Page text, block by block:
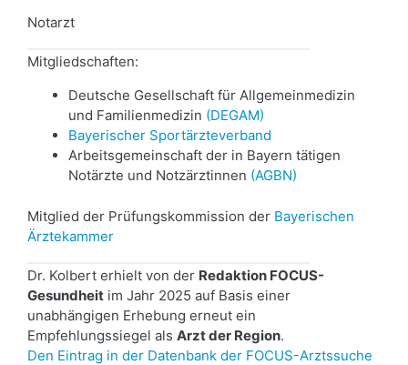
Notarzt
Mitgliedschaften:
Deutsche Gesellschaft für Allgemeinmedizin
und Familienmedizin (DEGAM)
Bayerischer Sportärzteverband
Arbeitsgemeinschaft der in Bayern tätigen
Notärzte und Notzärztinnen (AGBN)
Mitglied der Prüfungskommission der Bayerischen
Ärztekammer
Dr. Kolbert erhielt von der Redaktion FOCUS-
Gesundheit im Jahr 2025 auf Basis einer
unabhängigen Erhebung erneut ein
Empfehlungssiegel als Arzt der Region.
Den Eintrag in der Datenbank der FOCUS-Arztssuche